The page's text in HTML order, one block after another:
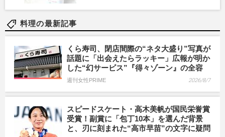
料理の最新記事
くら寿司、閉店間際の“ネタ大盛り”写真が
話題に「出会えたらラッキー」広報が明か
した“幻サービス”『得々ゾーン』の全容
週刊女性PRIME 2026/8/7
スピードスケート・高木美帆が国民栄誉賞
受賞！副賞に「包丁10本」を選んだ背景
と、刃に刻まれた“高市早苗”の文字に疑問